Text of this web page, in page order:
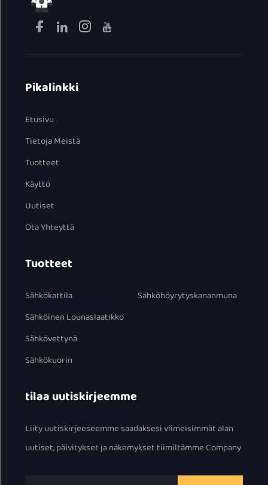
Pikalinkki
Etusivu
Tietoja Meistä
Tuotteet
Käyttö
Uutiset
Ota Yhteyttä
Tuotteet
Sähkökattila
Sähköinen Lounaslaatikko
Sähkövettynä
Sähkökuorin
Sähköhöyrytyskananmuna
tilaa uutiskirjeemme
Liity uutiskirjeeseemme saadaksesi viimeisimmät alan
uutiset, päivitykset ja näkemykset tiimiltämme Company